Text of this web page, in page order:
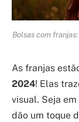
Bolsas com
As franjas
2024! Elas
visual. Seja
dão um toque